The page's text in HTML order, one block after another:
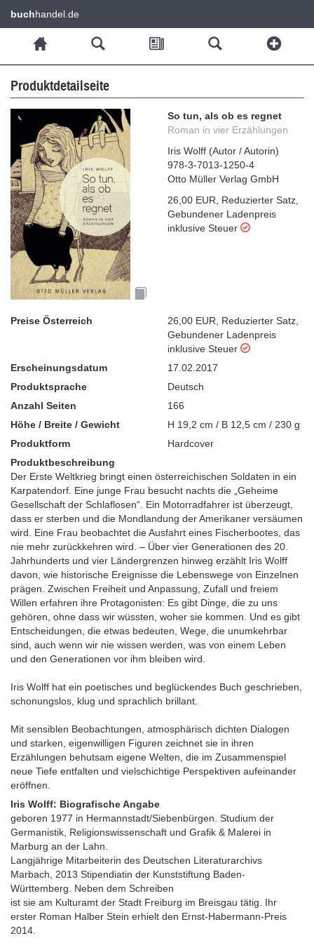
buchhandel.de
Produktdetailseite
So tun, als ob es regnet
Roman in vier Erzählungen
Iris Wolff (Autor / Autorin)
978-3-7013-1250-4
Otto Müller Verlag GmbH
26,00 EUR
Reduzierter Satz
Gebundener Ladenpreis
inklusive Steuer
Preise Österreich 26,00 EUR Reduzierter Satz
Gebundener Ladenpreis
inklusive Steuer
Erscheinungsdatum
17.02.2017
Produktsprache
Deutsch
Anzahl Seiten
166
Höhe / Breite / Gewicht
H 19,2 cm / B 12,5 cm / 230 g
Produktform
Hardcover
Produktbeschreibung
Der Erste Weltkrieg bringt einen österreichischen Soldaten in ein
Karpatendorf. Eine junge Frau besucht nachts die „Geheime
Gesellschaft der Schlaflosen“. Ein Motorradfahrer ist überzeugt,
dass er sterben und die Mondlandung der Amerikaner versäumen
wird. Eine Frau beobachtet die Ausfahrt eines Fischerbootes, das
nie mehr zurückkehren wird. – Über vier Generationen des 20.
Jahrhunderts und vier Ländergrenzen hinweg erzählt Iris Wolff
davon, wie historische Ereignisse die Lebenswege von Einzelnen
prägen. Zwischen Freiheit und Anpassung, Zufall und freiem
Willen erfahren ihre Protagonisten: Es gibt Dinge, die zu uns
gehören, ohne dass wir wüssten, woher sie kommen. Und es gibt
Entscheidungen, die etwas bedeuten, Wege, die unumkehrbar
sind, auch wenn wir nie wissen werden, was von einem Leben
und den Generationen vor ihm bleiben wird.
Iris Wolff hat ein poetisches und beglückendes Buch geschrieben,
schonungslos, klug und sprachlich brillant.
Mit sensiblen Beobachtungen, atmosphärisch dichten Dialogen
und starken, eigenwilligen Figuren zeichnet sie in ihren
Erzählungen behutsam eigene Welten, die im Zusammenspiel
neue Tiefe entfalten und vielschichtige Perspektiven aufeinander
eröffnen.
Iris Wolff: Biografische Angabe
geboren 1977 in Hermannstadt/Siebenbürgen. Studium der
Germanistik, Religionswissenschaft und Grafik & Malerei in
Marburg an der Lahn.
Langjährige Mitarbeiterin des Deutschen Literaturarchivs
Marbach, 2013 Stipendiatin der Kunststiftung Baden-
Württemberg. Neben dem Schreiben
ist sie am Kulturamt der Stadt Freiburg im Breisgau tätig. Ihr
erster Roman Halber Stein erhielt den Ernst-Habermann-Preis
2014.